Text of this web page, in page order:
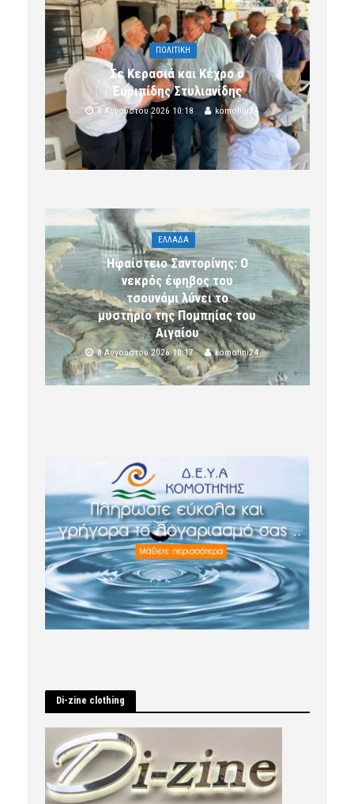
ΠΟΛΙΤΙΚΗ
Σε Κερασιά και Κέχρο ο
Ευριπίδης Στυλιανίδης
8 Αυγούστου 2026 10:18 komotini24
ΕΛΛΑΔΑ
Ηφαίστειο Σαντορίνης: Ο
νεκρός έφηβος του
τσουνάμι λύνει το
μυστήριο της Πομπηίας του
Αιγαίου
8 Αυγούστου 2026 10:17 komotini24
Di-zine clothing